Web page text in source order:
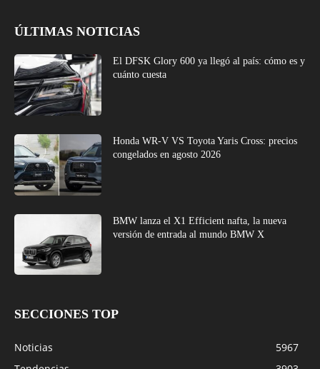
ÚLTIMAS NOTICIAS
El DFSK Glory 600 ya llegó al país: cómo es y
cuánto cuesta
Honda WR-V VS Toyota Yaris Cross: precios
congelados en agosto 2026
BMW lanza el X1 Efficient nafta, la nueva
versión de entrada al mundo BMW X
SECCIONES TOP
Noticias
5967